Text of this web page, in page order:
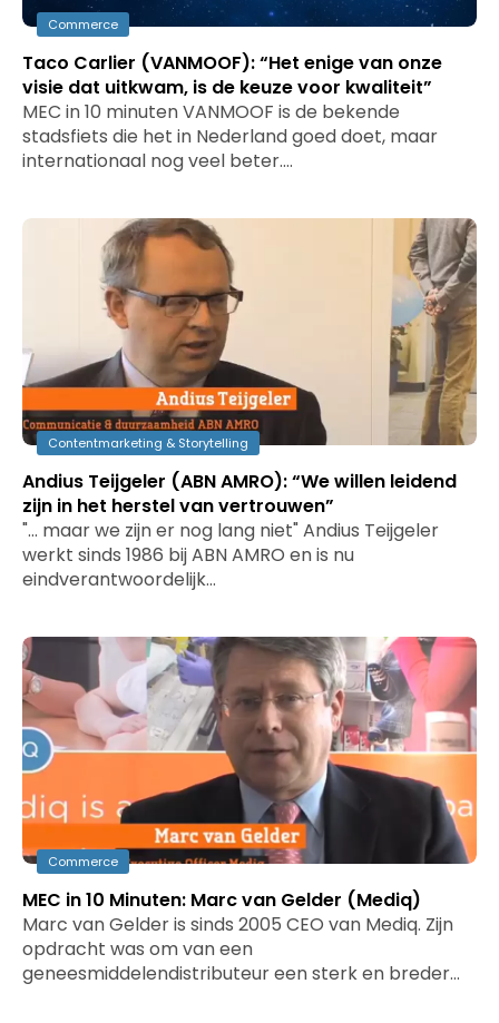
Commerce
Taco Carlier (VANMOOF): “Het enige van onze
visie dat uitkwam, is de keuze voor kwaliteit”
MEC in 10 minuten VANMOOF is de bekende
stadsfiets die het in Nederland goed doet, maar
internationaal nog veel beter.…
Contentmarketing & Storytelling
Andius Teijgeler (ABN AMRO): “We willen leidend
zijn in het herstel van vertrouwen”
"... maar we zijn er nog lang niet" Andius Teijgeler
werkt sinds 1986 bij ABN AMRO en is nu
eindverantwoordelijk…
Commerce
MEC in 10 Minuten: Marc van Gelder (Mediq)
Marc van Gelder is sinds 2005 CEO van Mediq. Zijn
opdracht was om van een
geneesmiddelendistributeur een sterk en breder…